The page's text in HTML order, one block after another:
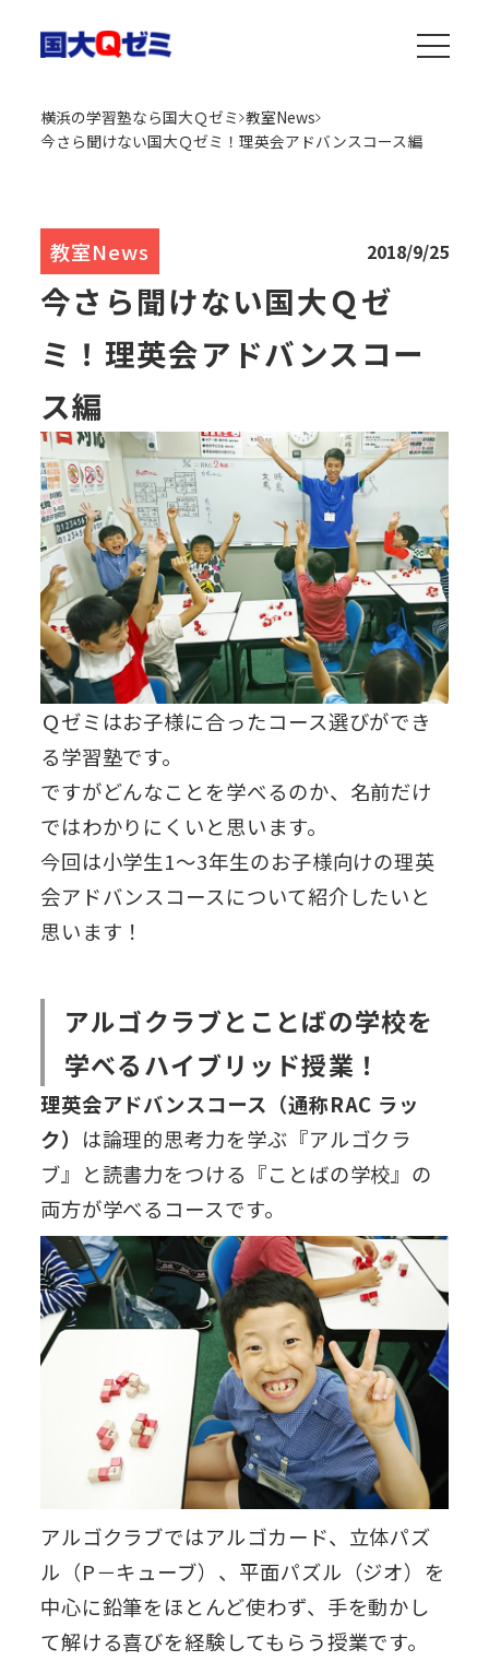
横浜の学習塾なら国大Ｑゼミ 教室News
今さら聞けない国大Ｑゼミ！理英会アドバンスコース編
教室News 2018/9/25
今さら聞けない国大Ｑゼ
ミ！理英会アドバンスコー
ス編
Ｑゼミはお子様に合ったコース選びができ
る学習塾です。
ですがどんなことを学べるのか、名前だけ
ではわかりにくいと思います。
今回は小学生1～3年生のお子様向けの理英
会アドバンスコースについて紹介したいと
思います！
アルゴクラブとことばの学校を
学べるハイブリッド授業！
理英会アドバンスコース（通称RAC ラッ
ク） は論理的思考力を学ぶ『アルゴクラ
ブ』と読書力をつける『ことばの学校』の
両方が学べるコースです。
アルゴクラブではアルゴカード、立体パズ
ル（P－キューブ）、平面パズル（ジオ）を
中心に鉛筆をほとんど使わず、手を動かし
て解ける喜びを経験してもらう授業です。